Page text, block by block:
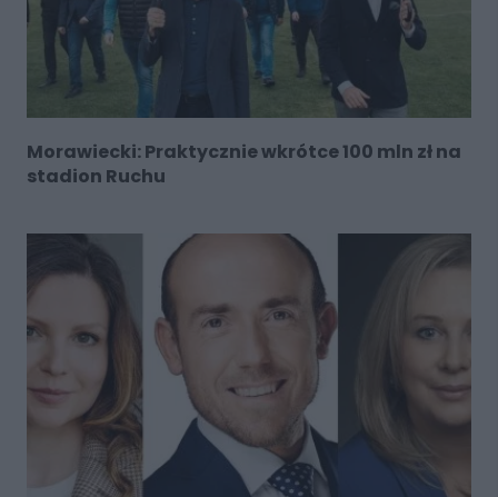
Morawiecki: Praktycznie wkrótce 100 mln zł na
stadion Ruchu